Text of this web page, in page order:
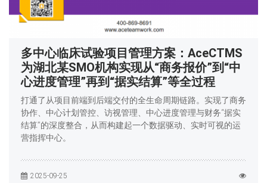
多中心临床试验项目管理方案：AceCTMS
为湖北某SMO机构实现从“商务报价”到“中
心进度管理”再到“据实结算”等全过程
打通了从项目前端到后端交付的全生命周期链路。实现了商务
协作、中心计划管控、访视管理、中心进度管理与财务“据实
结算”的深度整合，从而构建起一个数据驱动、实时可视的运
营指挥中心。
2025-09-25